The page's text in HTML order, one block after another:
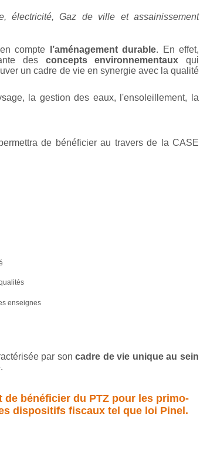
électricité, Gaz de ville et assainissement
compte l’aménagement durable. En effet,
des concepts environnementauxqui
uncadre de vie en synergie avec la qualité
la gestion des eaux, l'ensoleillement, la
de bénéficier au travers de la CASE
enseignes
par soncadre de vie unique au sein
.
de bénéficier du PTZ pour les primo-
dispositifs fiscaux tel que loi Pinel.